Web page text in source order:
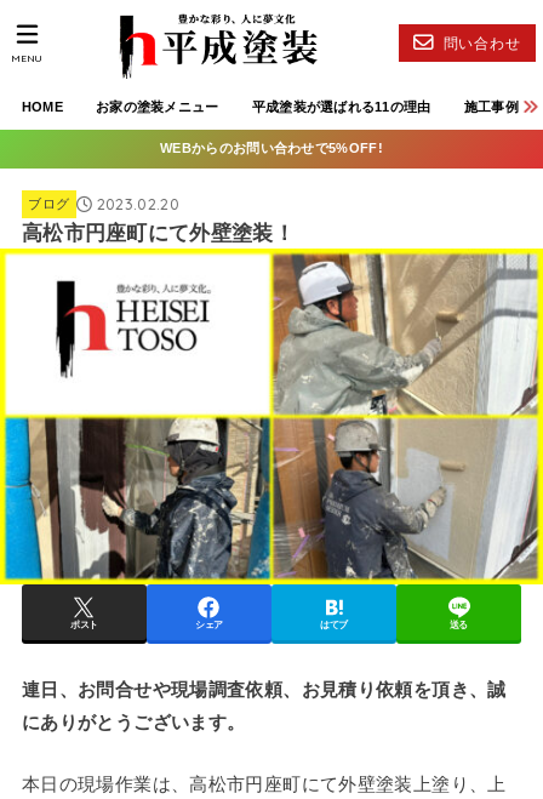
HOME お家の塗装メニュー 平成塗装が選ばれる11の理由 施工事例
問い合わせ
MENU
WEBからのお問い合わせで5%OFF!
ブログ 2023.02.20
高松市円座町にて外壁塗装！
ポスト シェア はてブ 送る
連日、お問合せや現場調査依頼、お見積り依頼を頂き、誠
にありがとうございます。
本日の現場作業は、高松市円座町にて外壁塗装上塗り、上